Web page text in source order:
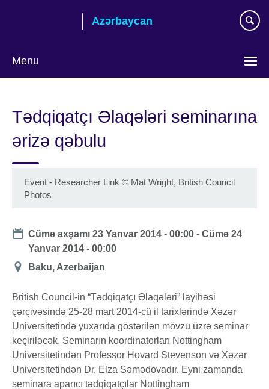
Azərbaycan
Menu
language
Tədqiqatçı Əlaqələri seminarına
ərizə qəbulu
Event - Researcher Link © Mat Wright, British Council
Photos
Date
Cümə axşamı 23 Yanvar 2014 - 00:00 -Cümə 24
Yanvar 2014 - 00:00
Location
Baku, Azerbaijan
British Council-in “Tədqiqatçı Əlaqələri” layihəsi
çərçivəsində 25-28 mart 2014-cü il tarixlərində Xəzər
Universitetində yuxarıda göstərilən mövzu üzrə seminar
keçiriləcək. Seminarın koordinatorları Nottingham
Universitetindən Professor Hovard Stevenson və Xəzər
Universitetindən Dr. Elza Səmədovadır. Eyni zamanda
seminara aparıcı tədqiqatçılar Nottingham